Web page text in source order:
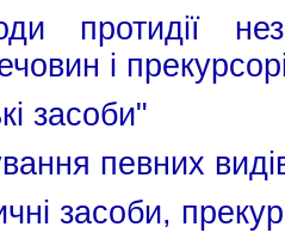
протидії
і
засоби"
певних
засоби,